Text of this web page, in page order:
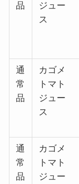
品
ジュー
ス
通
常
品
カゴメ
トマト
ジュー
ス
通
常
品
カゴメ
トマト
ジュー